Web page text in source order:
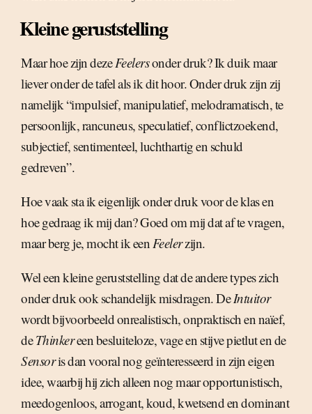
Kleine geruststelling
Maar hoe zijn dezeFeelersonder druk? Ik duik maar
liever onder de tafel als ik dit hoor. Onder druk zijn zij
namelijk “impulsief, manipulatief, melodramatisch, te
persoonlijk, rancuneus, speculatief, conflictzoekend,
subjectief, sentimenteel, luchthartig en schuld
gedreven”.
Hoe vaak sta ik eigenlijk onder druk voor de klas en
hoe gedraag ik mij dan? Goed om mij dat af te vragen,
maar berg je, mocht ik eenFeelerzijn.
Wel een kleine geruststelling dat de andere types zich
onder druk ook schandelijk misdragen. DeIntuitor
wordt bijvoorbeeld onrealistisch, onpraktisch en naïef,
deThinkereen besluiteloze, vage en stijve pietlut en de
Sensoris dan vooral nog geïnteresseerd in zijn eigen
idee, waarbij hij zich alleen nog maar opportunistisch,
meedogenloos, arrogant, koud, kwetsend en dominant